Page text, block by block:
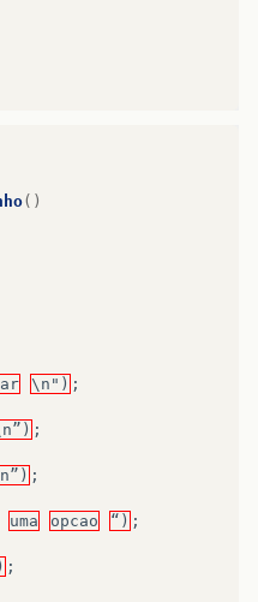
()
\n") ;
;
;
uma opcao “) ;
;